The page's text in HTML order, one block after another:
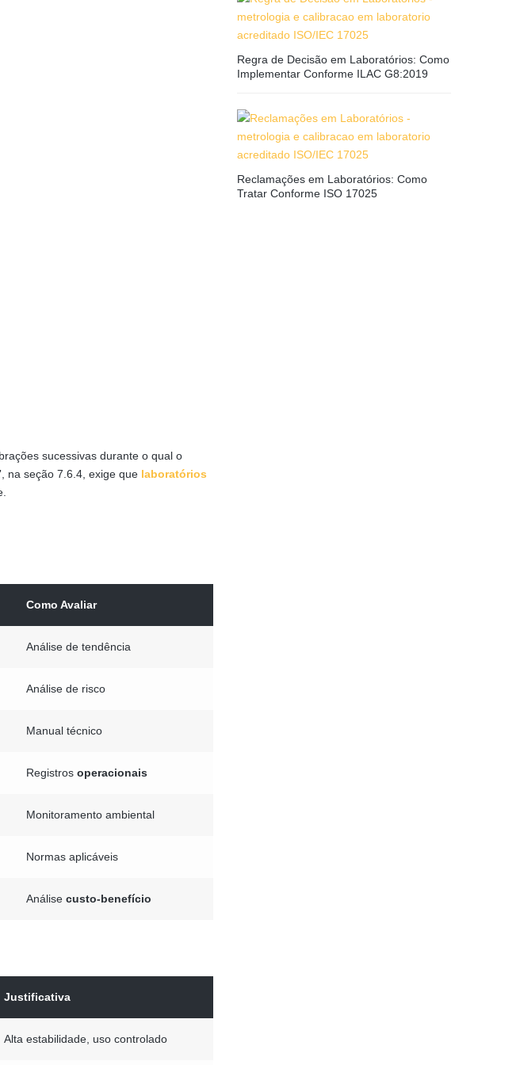
sucessivas durante o qual o
, na seção 7.6.4, exige que laboratórios
Como Avaliar
Análise de tendência
Análise de risco
Manual técnico
Registros operacionais
Monitoramento ambiental
Normas aplicáveis
Análise custo-benefício
Justificativa
Alta estabilidade, uso controlado
Regra de Decisão em Laboratórios: Como
Implementar Conforme ILAC G8:2019
Reclamações em Laboratórios: Como
Tratar Conforme ISO 17025